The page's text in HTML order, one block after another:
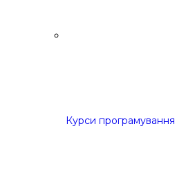
Курси програмування